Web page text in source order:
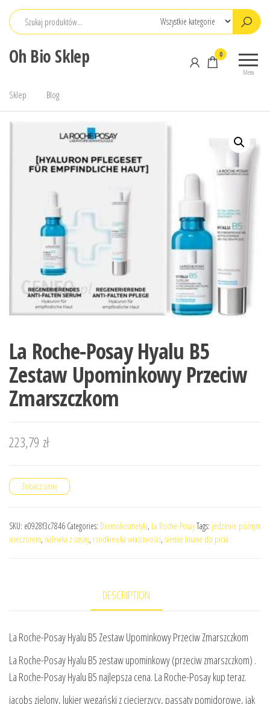
Przejdź
Oh Bio Sklep
Menu
0
Sklep Blog
La Roche-Posay Hyalu B5
Zestaw Upominkowy Przeciw
Zmarszczkom
223,79 zł
Zobacz cenę
SKU: e0928f3c7846 Categories: Dermokosmetyki, La Roche-PosayTags: jedzenie późnym
wieczorem, nalewka z sosny, rzodkiewka właściwości, siemie lniane do picia
DESCRIPTION
La Roche-Posay Hyalu B5 Zestaw Upominkowy Przeciw Zmarszczkom
La Roche-Posay Hyalu B5 zestaw upominkowy (przeciw zmarszczkom) .
La Roche-Posay Hyalu B5 najlepsza cena. La Roche-Posay kup teraz.
jacobs zielony, lukier wegański z ciecierzycy, passaty pomidorowe, jak